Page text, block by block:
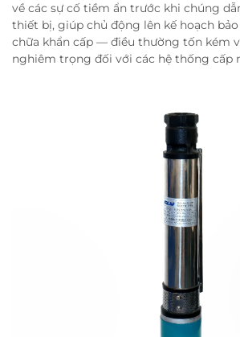
về các sự cố tiềm ẩn trước khi chúng
thiết bị, giúp chủ động lên kế hoạch
chữa khẩn cấp — điều thường tốn kém
nghiêm trọng đối với các hệ thống cấp